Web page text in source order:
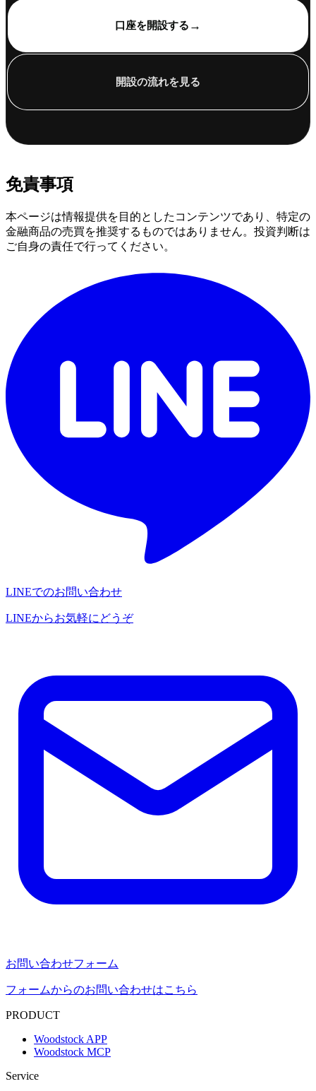
口座を開設する →
開設の流れを見る
免責事項
本ページは情報提供を目的としたコンテンツであり、特定の
金融商品の売買を推奨するものではありません。投資判断は
ご自身の責任で行ってください。
LINEでのお問い合わせ
LINEからお気軽にどうぞ
お問い合わせフォーム
フォームからのお問い合わせはこちら
PRODUCT
Woodstock APP
Woodstock MCP
Service